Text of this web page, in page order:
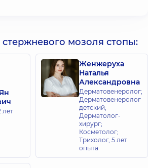
мозоля стопы:
лет
Женжеруха
Наталья
Александровна
Дерматовенеролог;
Дерматовенеролог
детский;
Дерматолог-
хирург;
Косметолог;
Трихолог, 5 лет
опыта